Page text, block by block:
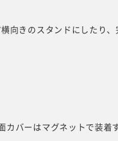
向きのスタンドにしたり、
バーはマグネットで装着